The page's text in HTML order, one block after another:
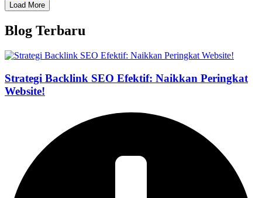
Load More
Blog Terbaru
Strategi Backlink SEO Efektif: Naikkan Peringkat
Website!